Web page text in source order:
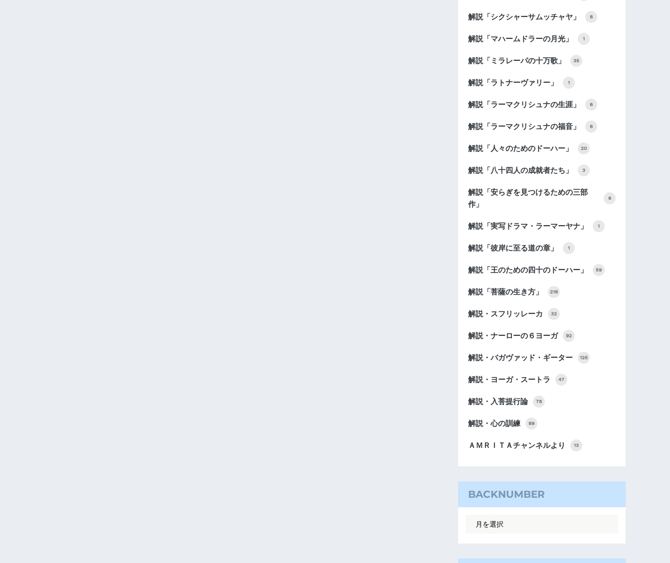
解説「シクシャーサムッチャヤ」 8
解説「マハームドラーの月光」 1
解説「ミラレーパの十万歌」 35
解説「ラトナーヴァリー」 1
解説「ラーマクリシュナの生涯」 6
解説「ラーマクリシュナの福音」 6
解説「人々のためのドーハー」 20
解説「八十四人の成就者たち」 3
解説「安らぎを見つけるための三部
作」
6
解説「実写ドラマ・ラーマーヤナ」 1
解説「彼岸に至る道の章」 1
解説「王のための四十のドーハー」 59
解説「菩薩の生き方」 218
解説・スフリッレーカ 32
解説・ナーローの６ヨーガ 92
解説・バガヴァッド・ギーター 125
解説・ヨーガ・スートラ 47
解説・入菩提行論 78
解説・心の訓練 89
ＡＭＲＩＴＡチャンネルより 13
BACKNUMBER